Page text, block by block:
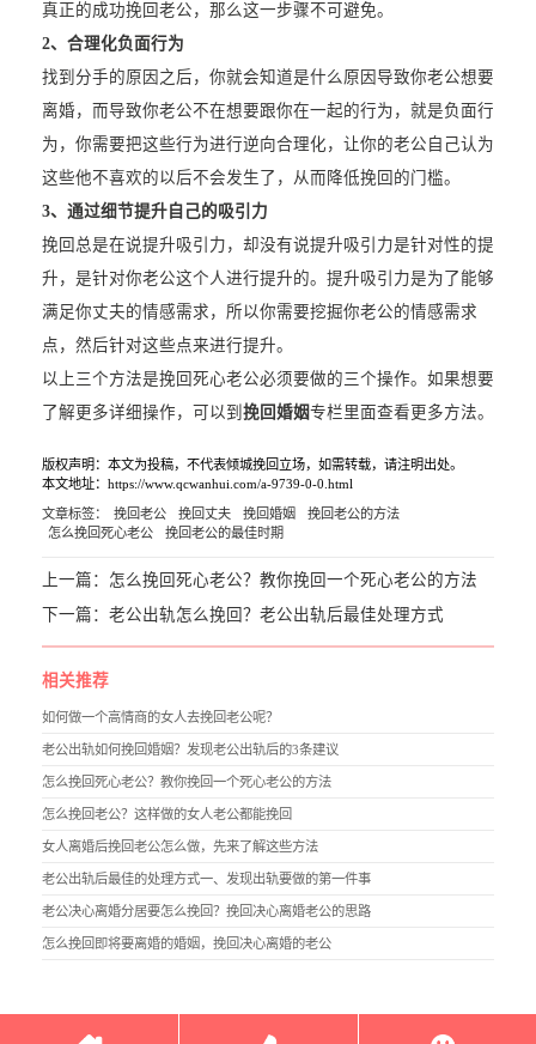
真正的成功挽回老公，那么这一步骤不可避免。
2、合理化负面行为
找到分手的原因之后，你就会知道是什么原因导致你老公想要
离婚，而导致你老公不在想要跟你在一起的行为，就是负面行
为，你需要把这些行为进行逆向合理化，让你的老公自己认为
这些他不喜欢的以后不会发生了，从而降低挽回的门槛。
3、通过细节提升自己的吸引力
挽回总是在说提升吸引力，却没有说提升吸引力是针对性的提
升，是针对你老公这个人进行提升的。提升吸引力是为了能够
满足你丈夫的情感需求，所以你需要挖掘你老公的情感需求
点，然后针对这些点来进行提升。
以上三个方法是挽回死心老公必须要做的三个操作。如果想要
了解更多详细操作，可以到 挽回婚姻专栏里面查看更多方法。
版权声明：本文为投稿，不代表倾城挽回立场，如需转载，请注明出处。
本文地址：https://www.qcwanhui.com/a-9739-0-0.html
文章标签： 挽回老公 挽回丈夫 挽回婚姻
挽回老公的方法
怎么挽回死心老公
挽回老公的最佳时期
上一篇： 怎么挽回死心老公？教你挽回一个死心老公的方法
下一篇： 老公出轨怎么挽回？老公出轨后最佳处理方式
相关推荐
如何做一个高情商的女人去挽回老公呢？
老公出轨如何挽回婚姻？发现老公出轨后的3条建议
怎么挽回死心老公？教你挽回一个死心老公的方法
怎么挽回老公？这样做的女人老公都能挽回
女人离婚后挽回老公怎么做，先来了解这些方法
老公出轨后最佳的处理方式一、发现出轨要做的第一件事
老公决心离婚分居要怎么挽回？挽回决心离婚老公的思路
怎么挽回即将要离婚的婚姻，挽回决心离婚的老公